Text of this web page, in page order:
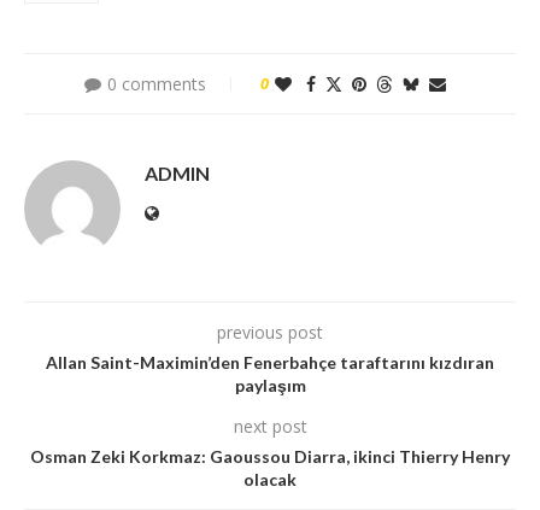
0 comments 0
ADMIN
previous post
Allan Saint-Maximin’den Fenerbahçe taraftarını kızdıran
paylaşım
next post
Osman Zeki Korkmaz: Gaoussou Diarra, ikinci Thierry Henry
olacak